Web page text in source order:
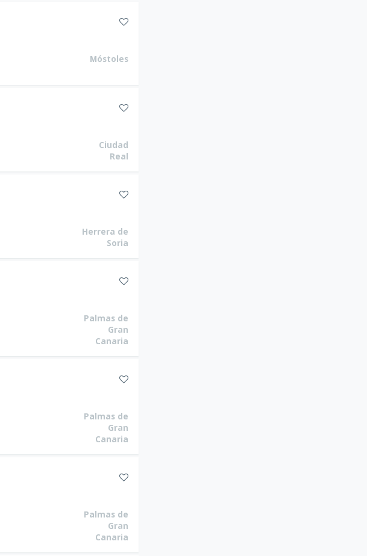
Móstoles
Ciudad
Real
Herrera de
Soria
Palmas de
Gran
Canaria
Palmas de
Gran
Canaria
Palmas de
Gran
Canaria